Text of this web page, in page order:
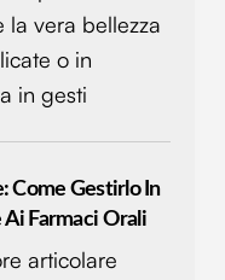
la vera bellezza
o in
in gesti
Come Gestirlo In
Farmaci Orali
articolare